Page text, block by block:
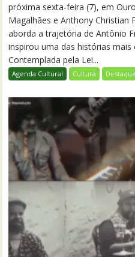
próxima sexta-feira (7), em
Magalhães e Anthony Christian
aborda a trajetória de Antônio
inspirou uma das histórias mais
Contemplada pela Lei...
Agenda Cultural Cultura Destaque